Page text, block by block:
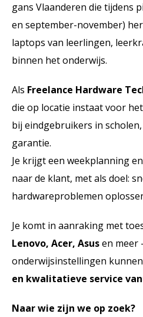
gans Vlaanderen die tijdens
en september-november)
laptops van leerlingen,
binnen het onderwijs.
Als Freelance Hardware
die op locatie instaat voor
bij eindgebruikers in
garantie.
Je krijgt een weekplanning
naar de klant, met als doel:
hardwareproblemen
Je komt in aanraking met
Lenovo, Acer, Asusen meer
onderwijsinstellingen
en kwalitatieve service
Naar wie zijn we op zoek?